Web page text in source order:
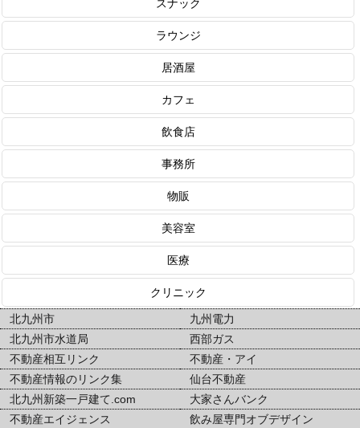
スナック
ラウンジ
居酒屋
カフェ
飲食店
事務所
物販
美容室
医療
クリニック
北九州市
九州電力
北九州市水道局
西部ガス
不動産相互リンク
不動産・アイ
不動産情報のリンク集
仙台不動産
北九州新築一戸建て.com
大家さんバンク
不動産エイジェンス
飲み屋専門オブデザイン